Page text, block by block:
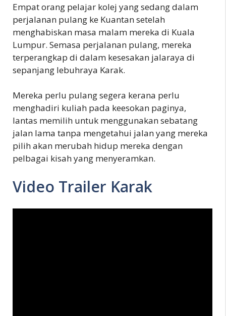
Empat orang pelajar kolej yang sedang dalam
perjalanan pulang ke Kuantan setelah
menghabiskan masa malam mereka di Kuala
Lumpur. Semasa perjalanan pulang, mereka
terperangkap di dalam kesesakan jalaraya di
sepanjang lebuhraya Karak.
Mereka perlu pulang segera kerana perlu
menghadiri kuliah pada keesokan paginya,
lantas memilih untuk menggunakan sebatang
jalan lama tanpa mengetahui jalan yang mereka
pilih akan merubah hidup mereka dengan
pelbagai kisah yang menyeramkan.
Video Trailer Karak